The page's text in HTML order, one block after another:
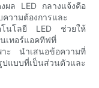
ผล LED กลางแจ้งคือ
วามต้องการและ
โนโลยี LED ช่วยให้
เทอร์แอคทีฟที่
าะ นำเสนอข้อความที่
ปแบบที่เป็นส่วนตัวและ